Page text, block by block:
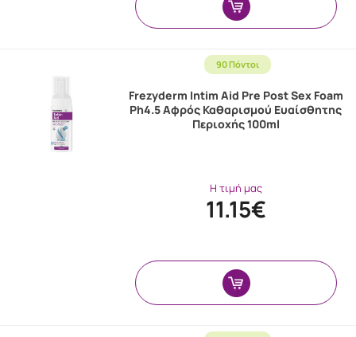
90 Πόντοι
Frezyderm Intim Aid Pre Post Sex Foam
Ph4.5 Αφρός Καθαρισμού Ευαίσθητης
Περιοχής 100ml
Η τιμή μας
11.15€